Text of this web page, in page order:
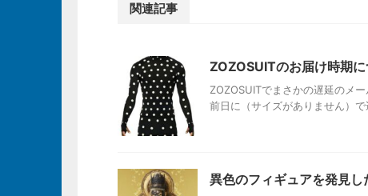
関連記事
ZOZOSUITのお届け時期
ZOZOSUITでまさかの遅延のメ
前日に（サイズがありません）
異色のフィギュアを発見し